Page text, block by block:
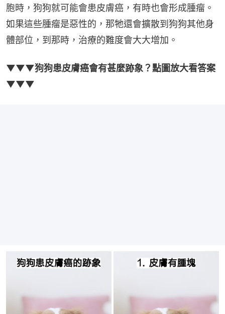
胞時，狗狗就可能會患皮膚癌，有時也會形成腫瘤。
如果這些腫瘤是惡性的，那牠還會擴散到狗狗其他身
體部​​位，到那時，治療的難度會大大增加。
▼▼▼狗狗患皮膚癌會有甚麼跡象？點圖放大看答案
▼▼▼